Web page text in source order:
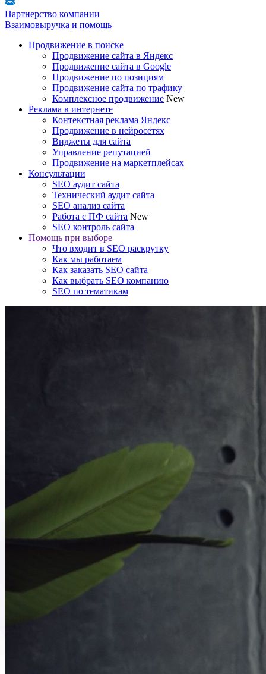
Партнерство компании
Взаимовыручка и помощь
Продвижение в поиске
Продвижение сайта в Яндекс
Продвижение сайта в Google
Продвижение по позициям
Продвижение сайта по трафику
Комплексное продвижение New
Реклама в интернете
Контекстная реклама Яндекс
Продвижение в нейросетях
Виджеты для сайта
Управление репутацией
Продвижение на маркетплейсах
Консультации
SEO аудит сайта
Технический аудит сайта
SEO анализ сайта
Работа с ПФ сайта New
SEO контроль сайта
Помощь при выборе
Что входит в SEO раскрутку
Как мы работаем
Как заказать SEO сайта
Как выбрать SEO компанию
SEO по тематикам